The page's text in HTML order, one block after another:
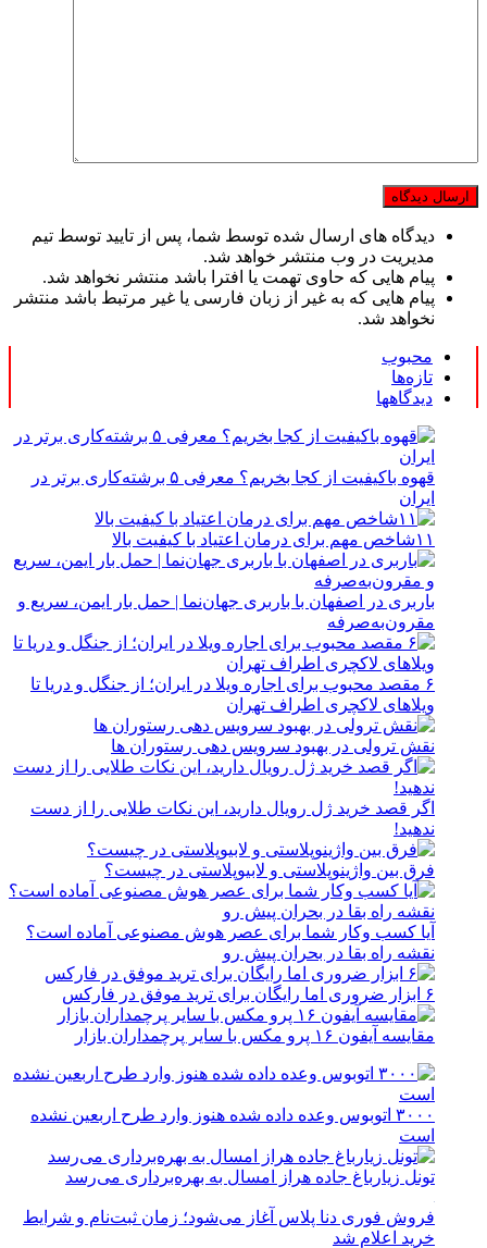
دیدگاه های ارسال شده توسط شما، پس از تایید توسط تیم
مدیریت در وب منتشر خواهد شد.
پیام هایی که حاوی تهمت یا افترا باشد منتشر نخواهد شد.
پیام هایی که به غیر از زبان فارسی یا غیر مرتبط باشد منتشر
نخواهد شد.
محبوب
تازه‌ها
دیدگاهها
قهوه باکیفیت از کجا بخریم؟ معرفی ۵ برشته‌کاری برتر در
ایران
۱۱شاخص مهم برای درمان اعتیاد با کیفیت بالا
باربری در اصفهان با باربری جهان‌نما | حمل بار ایمن، سریع و
مقرون‌به‌صرفه
۶ مقصد محبوب برای اجاره ویلا در ایران؛ از جنگل و دریا تا
ویلاهای لاکچری اطراف تهران
نقش ترولی در بهبود سرویس دهی رستوران ها
اگر قصد خرید ژل رویال دارید، این نکات طلایی را از دست
ندهید!
فرق بین واژینوپلاستی و لابیوپلاستی در چیست؟
آیا کسب وکار شما برای عصر هوش مصنوعی آماده است؟
نقشه راه بقا در بحران پیش رو
۶ ابزار ضروری اما رایگان برای ترید موفق در فارکس
مقایسه آیفون ۱۶ پرو مکس با سایر پرچمداران بازار
۳۰۰۰ اتوبوس وعده داده شده هنوز وارد طرح اربعین نشده
است
تونل زیارباغ جاده هراز امسال به بهره‌برداری می‌رسد
فروش فوری دنا پلاس آغاز می‌شود؛ زمان ثبت‌نام و شرایط
خرید اعلام شد